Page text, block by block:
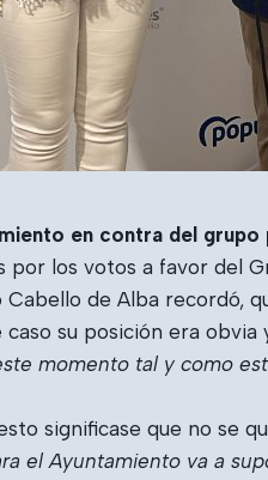
en contra del grupo
por los votos a favor del
Cabello de Alba recordó,
su posición era obvia
momento tal y como
significase que no se
el Ayuntamiento va a